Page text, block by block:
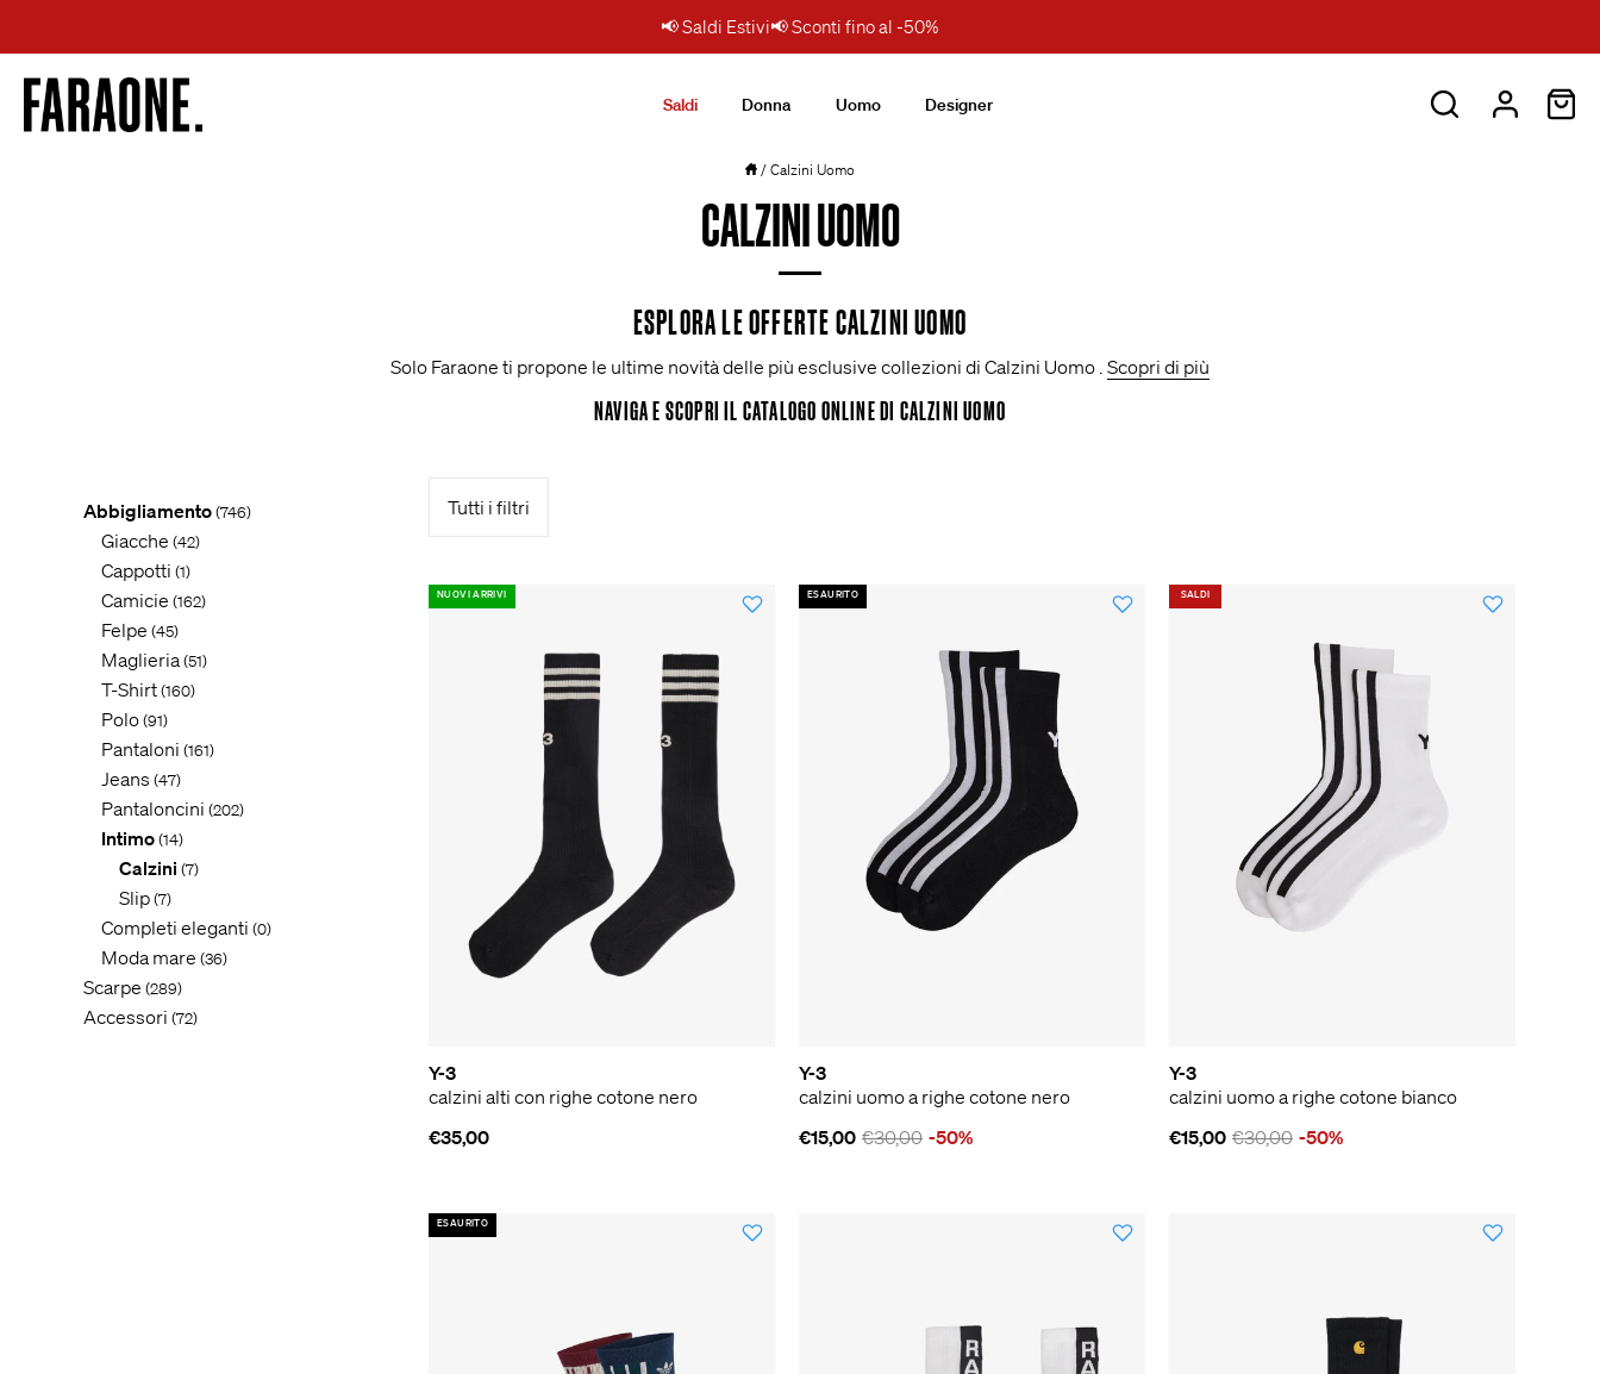
📢 Saldi Estivi📢 Sconti fino al -50%
Saldi Donna Uomo Designer
Faraone.
/Calzini Uomo
CALZINI UOMO
ESPLORA LE OFFERTE CALZINI UOMO
Solo Faraone ti propone le ultime novità delle più esclusive collezioni di Calzini Uomo . Scopri di più
NAVIGA E SCOPRI IL CATALOGO ONLINE DI CALZINI UOMO
Abbigliamento(746)
Giacche (42)
Cappotti (1)
Camicie (162)
Felpe (45)
Maglieria (51)
T-Shirt(160)
Polo(91)
Pantaloni (161)
Jeans (47)
Pantaloncini (202)
Intimo(14)
Calzini (7)
Slip(7)
Completi eleganti (0)
Moda mare (36)
Scarpe (289)
Accessori (72)
Tutti i filtri
NUOVI ARRIVI
Y-3
calzini alti con righe cotone nero
€35,00
ESAURITO
Y-3
calzini uomo a righe cotone nero
€15,00 €30,00 -50%
SALDI
Y-3
calzini uomo a righe cotone bianco
€15,00 €30,00 -50%
ESAURITO